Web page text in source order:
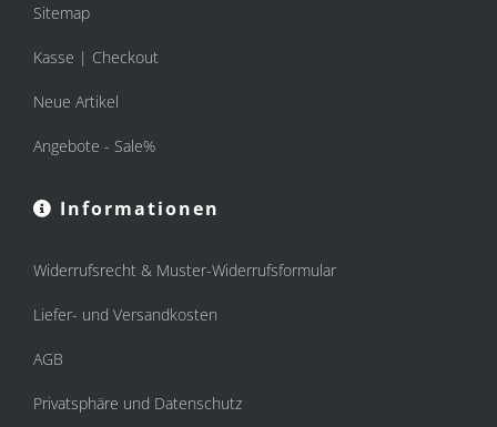
Sitemap
Kasse | Checkout
Neue Artikel
Angebote - Sale%
Informationen
Widerrufsrecht & Muster-Widerrufsformular
Liefer- und Versandkosten
AGB
Privatsphäre und Datenschutz